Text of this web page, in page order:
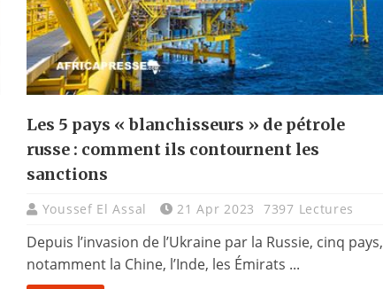
Les 5 pays « blanchisseurs » de pétrole
russe : comment ils contournent les
sanctions
Youssef El Assal 21 Apr 2023 7397 Lectures
Depuis l’invasion de l’Ukraine par la Russie, cinq pays,
notamment la Chine, l’Inde, les Émirats ...